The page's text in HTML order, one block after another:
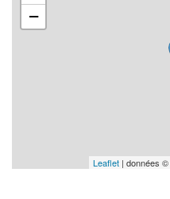
−
Leaflet | données ©